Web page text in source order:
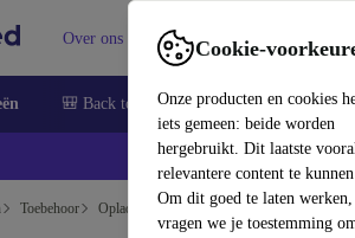
Cookie-
Onze producten en cookies
iets gemeen: beide worden
hergebruikt. Dit laatste
relevantere content te
Om dit goed te laten werken,
vragen we je toestemming
Over ons Verkopen Support
🎒 Back to school Smartphones
Toebehoor Opladers en laadkabels